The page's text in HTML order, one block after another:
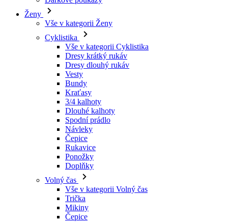
Vše v kategorii Cyklistika
Dresy dlouhý rukáv
Vesty
Bundy
Kraťasy
3/4 kalhoty
Dlouhé kalhoty
Spodní prádlo
Návleky
Čepice
Rukavice
Ponožky
Doplňky
Volný čas
Vše v kategorii Volný čas
Trička
Mikiny
Čepice
Triatlon
Vše v kategorii Triatlon
Tílka
Kombinézy